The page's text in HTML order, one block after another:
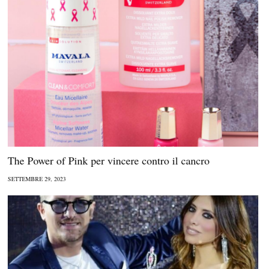
The Power of Pink per vincere contro il cancro
SETTEMBRE 29, 2023